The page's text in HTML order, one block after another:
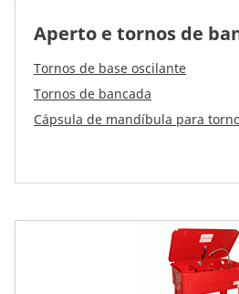
Aperto e tornos de
Tornos de base oscilante
Tornos de bancada
Cápsula de mandíbula para